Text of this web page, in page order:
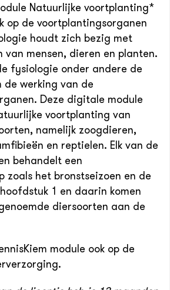
Natuurlijke voortplanting*
op de voortplantingsorganen
houdt zich bezig met
van mensen, dieren en planten.
fysiologie onder andere de
de werking van de
Deze digitale module
voortplanting van
namelijk zoogdieren,
en reptielen. Elk van de
behandelt een
zoals het bronstseizoen en de
1 en daarin komen
diersoorten aan de
module ook op de